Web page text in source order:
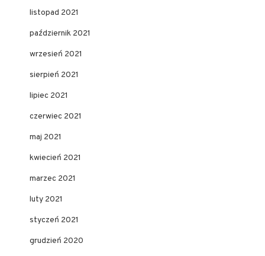
listopad 2021
październik 2021
wrzesień 2021
sierpień 2021
lipiec 2021
czerwiec 2021
maj 2021
kwiecień 2021
marzec 2021
luty 2021
styczeń 2021
grudzień 2020